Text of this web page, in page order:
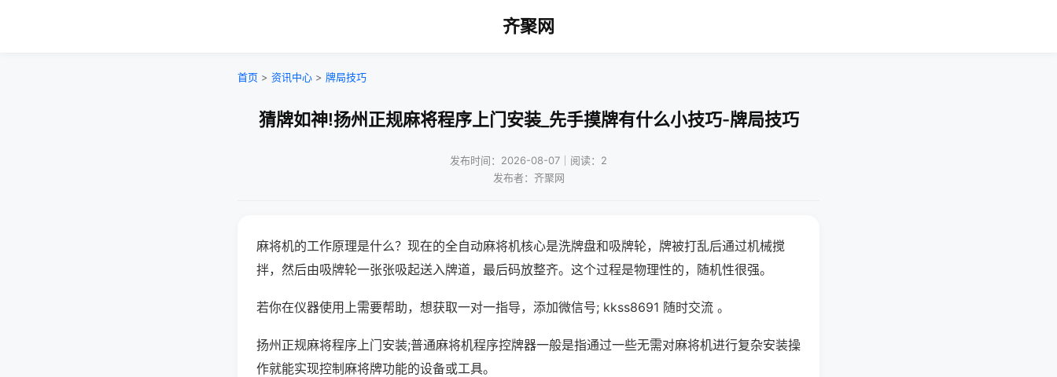
齐聚网
首页 > 资讯中心 > 牌局技巧
猜牌如神!扬州正规麻将程序上门安装_先手摸牌有什么小技巧-牌局技巧
发布时间：2026-08-07｜阅读：2
发布者：齐聚网
麻将机的工作原理是什么？现在的全自动麻将机核心是洗牌盘和吸牌轮，牌被打乱后通过机械搅
拌，然后由吸牌轮一张张吸起送入牌道，最后码放整齐。这个过程是物理性的，随机性很强。
若你在仪器使用上需要帮助，想获取一对一指导，添加微信号; kkss8691 随时交流 。
扬州正规麻将程序上门安装;普通麻将机程序控牌器一般是指通过一些无需对麻将机进行复杂安装操
作就能实现控制麻将牌功能的设备或工具。